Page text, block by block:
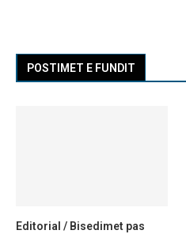
POSTIMET E FUNDIT
Editorial / Bisedimet pas